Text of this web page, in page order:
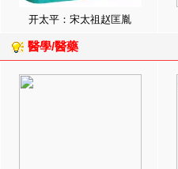
开太平：宋太祖赵匡胤
醫學/醫藥